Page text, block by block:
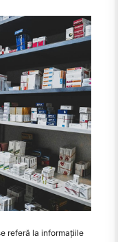
referă la informațiile